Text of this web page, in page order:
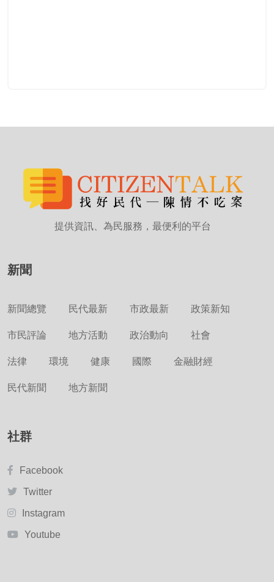
提供資訊、為民服務，最便利的平台
新聞
新聞總覽 民代最新 市政最新 政策新知
市民評論 地方活動 政治動向 社會
法律 環境 健康 國際 金融財經
民代新聞 地方新聞
社群
Facebook
Twitter
Instagram
Youtube